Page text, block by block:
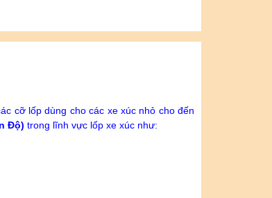
cỡ lốp dùng cho các xe xúc nhỏ cho đến
Độ) trong lĩnh vực lốp xe xúc như: